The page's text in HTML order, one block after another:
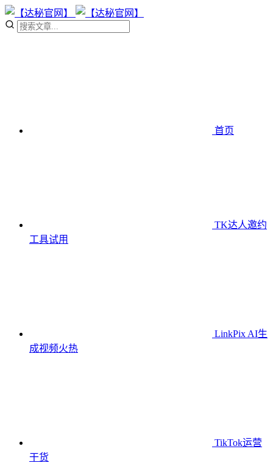
首页
TK达人邀约
工具试用
LinkPix AI生
成视频火热
TikTok运营
干货